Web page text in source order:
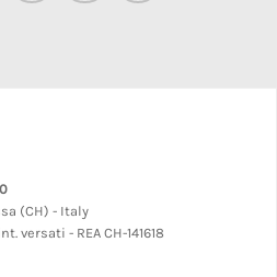
(CH) - Italy
versati - REA CH-141618